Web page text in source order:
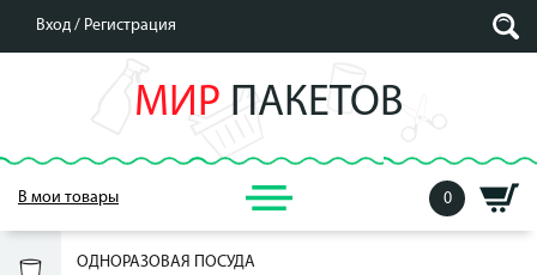
Вход / Регистрация
МИР ПАКЕТОВ
В мои товары 0
ОДНОРАЗОВАЯ ПОСУДА